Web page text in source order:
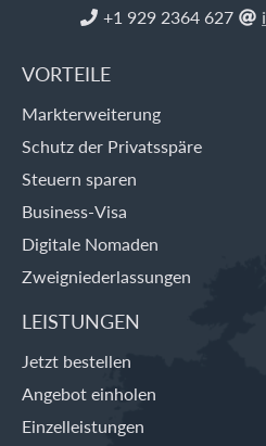
 +1 929 2364 627  i
VORTEILE
Markterweiterung
Schutz der Privatsspäre
Steuern sparen
Business-Visa
Digitale Nomaden
Zweigniederlassungen
LEISTUNGEN
Jetzt bestellen
Angebot einholen
Einzelleistungen